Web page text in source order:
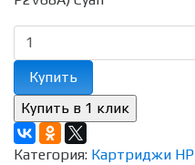
Купить
Категория: Картриджи HP